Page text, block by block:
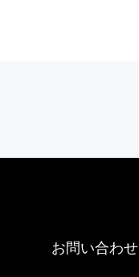
お問い合わせ